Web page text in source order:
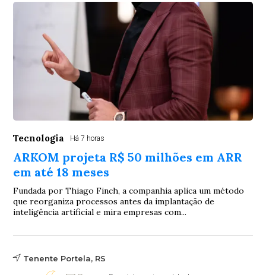
Tecnologia Há 7 horas
ARKOM projeta R$ 50 milhões em ARR
em até 18 meses
Fundada por Thiago Finch, a companhia aplica um método
que reorganiza processos antes da implantação de
inteligência artificial e mira empresas com...
Tenente Portela, RS